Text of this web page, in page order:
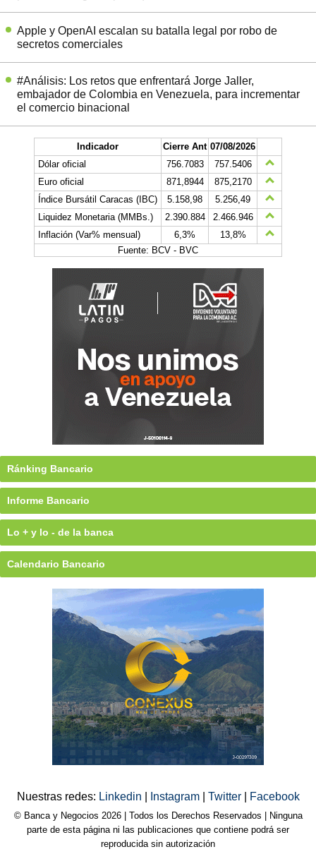
Apple y OpenAI escalan su batalla legal por robo de
secretos comerciales
#Análisis: Los retos que enfrentará Jorge Jaller,
embajador de Colombia en Venezuela, para incrementar
el comercio binacional
Indicador Cierre Ant 07/08/2026
Dólar oficial
756.7083
757.5406
Euro oficial
871,8944
875,2170
Índice Bursátil Caracas (IBC)
5.158,98
5.256,49
Liquidez Monetaria (MMBs.)
2.390.884
2.466.946
Inflación (Var% mensual)
6,3%
13,8%
Fuente: BCV - BVC
Ránking Bancario
Informe Bancario
Lo + y lo - de la banca
Calendario Bancario
Nuestras redes: Linkedin Instagram Twitter Facebook
© Banca y Negocios 2026 | Todos los Derechos Reservados | Ninguna
parte de esta página ni las publicaciones que contiene podrá ser
reproducida sin autorización